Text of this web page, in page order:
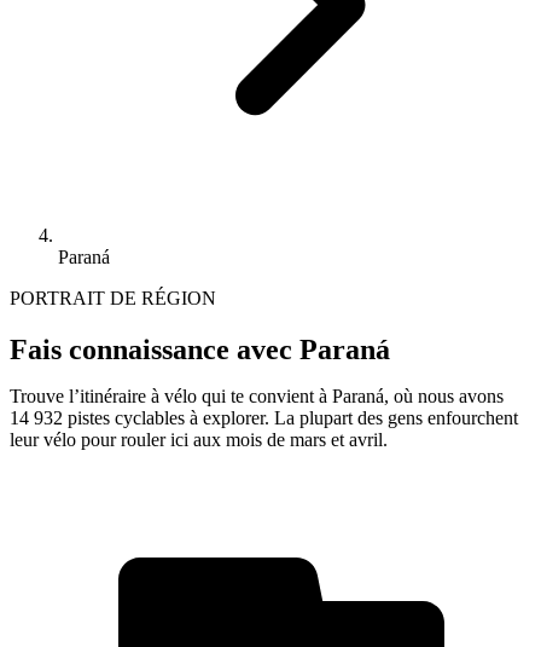
Paraná
PORTRAIT DE RÉGION
Fais connaissance avec Paraná
Trouve l’itinéraire à vélo qui te convient à Paraná, où nous avons
14 932 pistes cyclables à explorer. La plupart des gens enfourchent
leur vélo pour rouler ici aux mois de mars et avril.